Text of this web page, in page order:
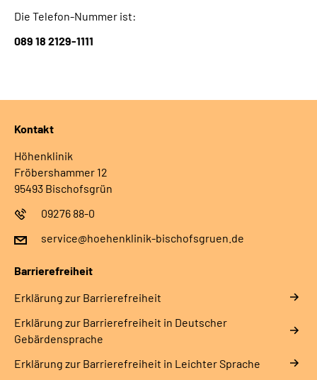
Die Telefon-Nummer ist:
089 18 2129-1111
Kontakt
Höhenklinik
Fröbershammer 12
95493 Bischofsgrün
09276 88-0
service@hoehenklinik-bischofsgruen.de
Barrierefreiheit
Erklärung zur Barrierefreiheit
Erklärung zur Barrierefreiheit in Deutscher
Gebärdensprache
Erklärung zur Barrierefreiheit in Leichter Sprache